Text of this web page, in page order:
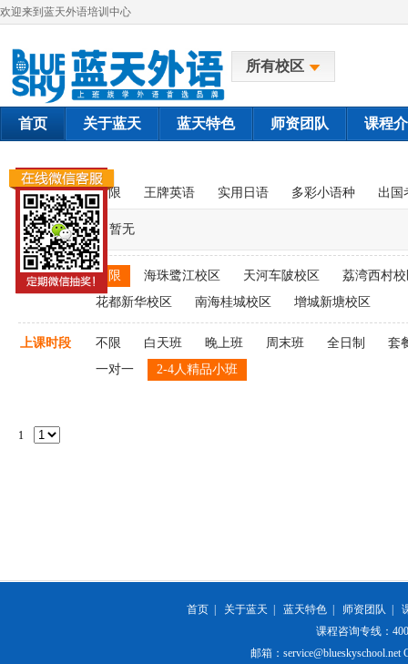
欢迎来到蓝天外语培训中心
所有校区
首页 关于蓝天 蓝天特色 师资团队 课程
课程类别 不限 王牌英语 实用日语 多彩小语种 出国
暂无
上课校区 不限 海珠鹭江校区 天河车陂校区
荔湾西村
花都新华校区
南海桂城校区 增城新塘校区
上课时段 不限 白天班 晚上班 周末班 全日制
套
一对一
2-4人精品小班
1
首页 关于蓝天 蓝天特色 师资团队
课程咨询专线：
邮箱：service@blueskyschool.net